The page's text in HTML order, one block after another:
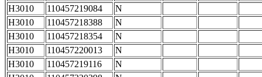
H3010
110457219084
N
H3010
110457218388
N
H3010
110457218354
N
H3010
110457220013
N
H3010
110457219116
N